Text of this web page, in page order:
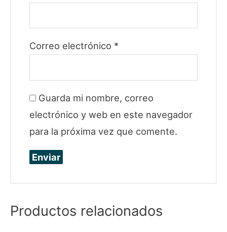
Correo electrónico *
Guarda mi nombre, correo
electrónico y web en este navegador
para la próxima vez que comente.
Productos relacionados